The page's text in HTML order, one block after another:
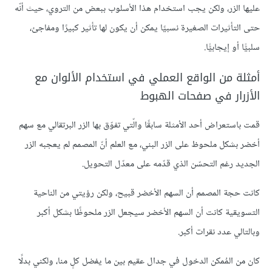
عليها الزر، ولكن يجب استخدام هذا الأسلوب ببعض من التروي، حيث أنّه
حتى التأثيرات الصغيرة نسبيًا يمكن أن يكون لها تأثير كبيرًا ومفاجئ،
سلبيًّا أو إيجابيًّا.
أمثلة من الواقع العملي في استخدام الألوان مع
الأزرار في صفحات الهبوط
قمت باستعراض أحد الأمثلة سابقًا والّتي تفوّق بها الزر البرتقالي مع سهم
أخضر بشكل ملحوظ على الزر البني، مع العلم أنّ المصمم لم يعجبه الزر
الجديد رغم التحسّن الذي قدّمه على معدّل التحويل.
كانت حجة المصمم أن السهم الأخضر قبيح، ولكن رؤيتي من الناحية
التسويقية كانت أن السهم الأخضر سيجعل الزر ملحوظًا بشكل أكبر
وبالتالي عدد نقرات أكبر.
كان من المُمكن الدخول في جدال عقيم بين ما يفضل كلٍ منا، ولكني بدلًا